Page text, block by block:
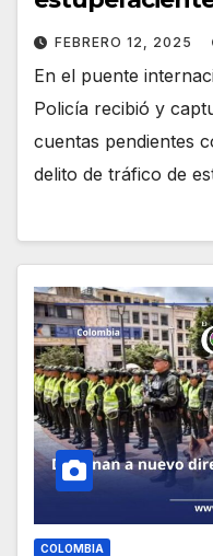
FEBRERO 12, 2025
En el puente
Policía recibió y
cuentas pendientes
delito de tráfico de
COLOMBIA